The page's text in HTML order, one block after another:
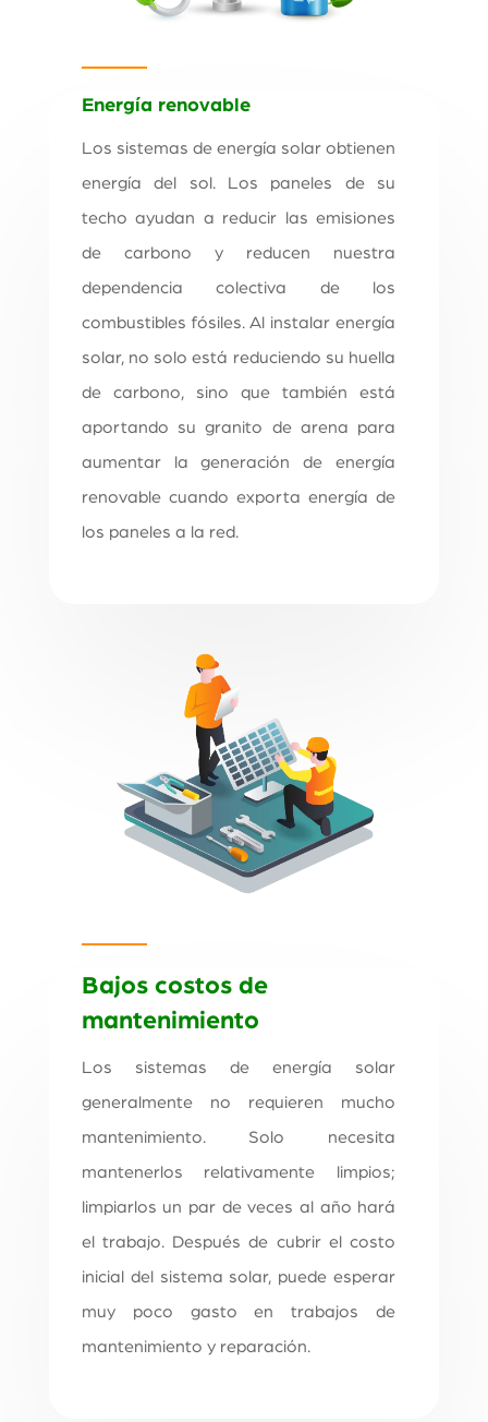
Energía renovable
Los sistemas de energía solar obtienen
energía del sol. Los paneles de su
techo ayudan a reducir las emisiones
de carbono y reducen nuestra
dependencia colectiva de los
combustibles fósiles. Al instalar energía
solar, no solo está reduciendo su huella
de carbono, sino que también está
aportando su granito de arena para
aumentar la generación de energía
renovable cuando exporta energía de
los paneles a la red.
Bajos costos de
mantenimiento
Los sistemas de energía solar
generalmente no requieren mucho
mantenimiento. Solo necesita
mantenerlos relativamente limpios;
limpiarlos un par de veces al año hará
el trabajo. Después de cubrir el costo
inicial del sistema solar, puede esperar
muy poco gasto en trabajos de
mantenimiento y reparación.